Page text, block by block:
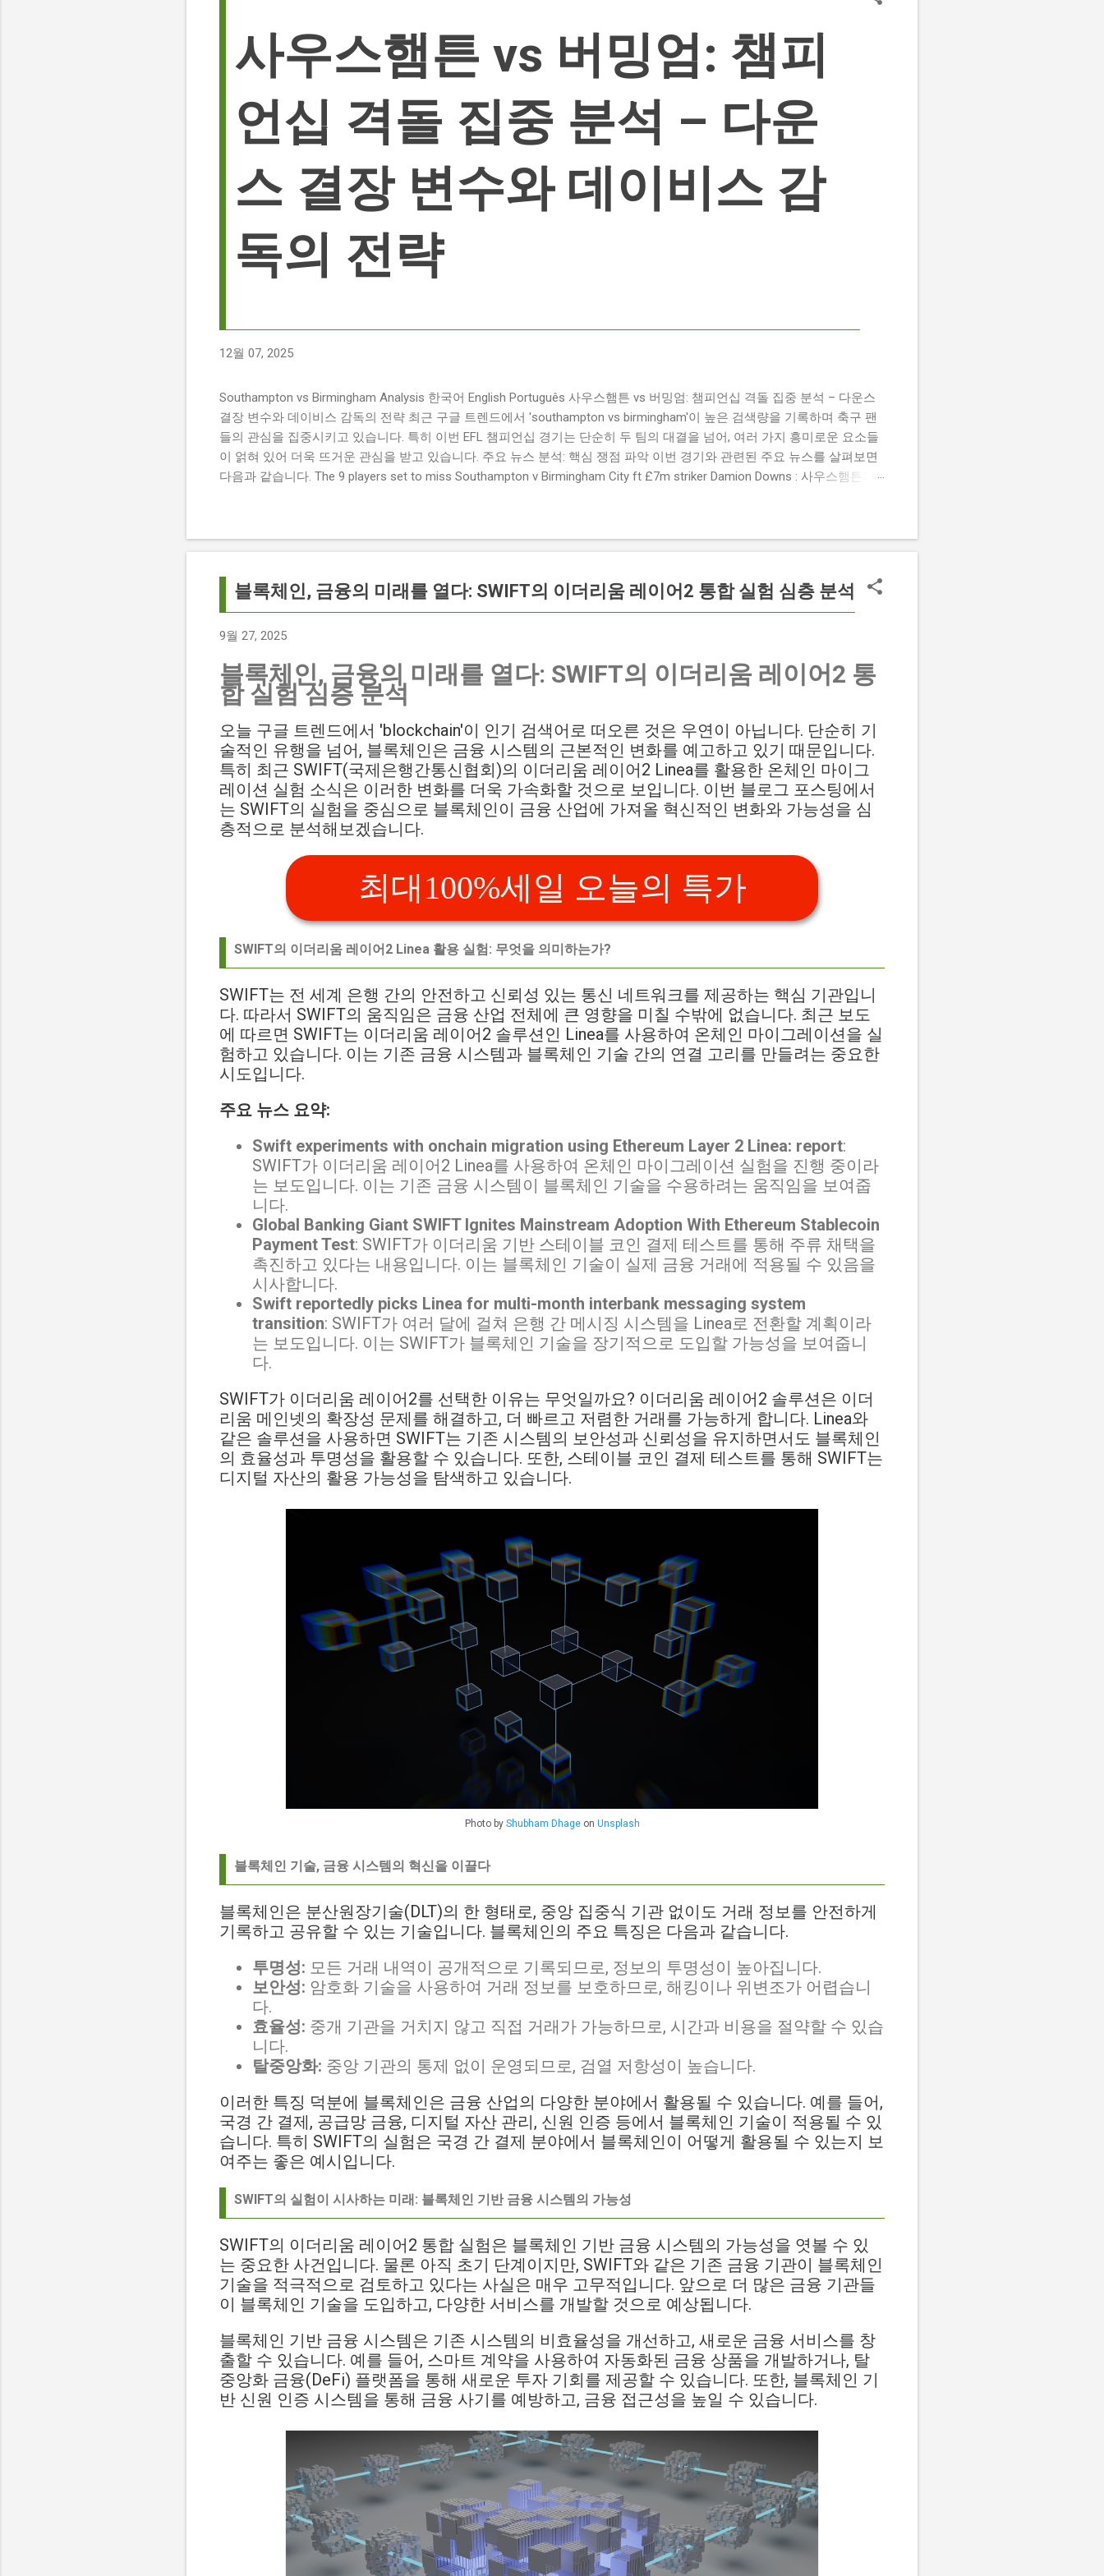
사우스햄튼 vs 버밍엄: 챔피
언십 격돌 집중 분석 – 다운
스 결장 변수와 데이비스 감
독의 전략
12월 07, 2025
Southampton vs Birmingham Analysis 한국어 English Português 사우스햄튼 vs 버밍엄: 챔피언십 격돌 집중 분석 – 다운스
결장 변수와 데이비스 감독의 전략 최근 구글 트렌드에서 'southampton vs birmingham'이 높은 검색량을 기록하며 축구 팬
들의 관심을 집중시키고 있습니다. 특히 이번 EFL 챔피언십 경기는 단순히 두 팀의 대결을 넘어, 여러 가지 흥미로운 요소들
이 얽혀 있어 더욱 뜨거운 관심을 받고 있습니다. 주요 뉴스 분석: 핵심 쟁점 파악 이번 경기와 관련된 주요 뉴스를 살펴보면
다음과 같습니다. The 9 players set to miss Southampton v Birmingham City ft £7m striker Damion Downs : 사우스햄튼과
경기 당일 실시간 스코어 업데이트를 제공하는 뉴스로, 팬들의 높은 관심도를 반영합니다. Chris Davies: Birmingham City
boss says his side have to try to "be themselves" away from home : 버밍엄 시티의 크리스 데이비스 감독은 원정 경기에서
팀 고유의 색깔을 유지하는 것이 중요하다고 강조했습니다. ...
블록체인, 금융의 미래를 열다: SWIFT의 이더리움 레이어2 통합 실험 심층 분석
9월 27, 2025
블록체인, 금융의 미래를 열다: SWIFT의 이더리움 레이어2 통
합 실험 심층 분석
오늘 구글 트렌드에서 'blockchain'이 인기 검색어로 떠오른 것은 우연이 아닙니다. 단순히 기
술적인 유행을 넘어, 블록체인은 금융 시스템의 근본적인 변화를 예고하고 있기 때문입니다.
특히 최근 SWIFT(국제은행간통신협회)의 이더리움 레이어2 Linea를 활용한 온체인 마이그
레이션 실험 소식은 이러한 변화를 더욱 가속화할 것으로 보입니다. 이번 블로그 포스팅에서
는 SWIFT의 실험을 중심으로 블록체인이 금융 산업에 가져올 혁신적인 변화와 가능성을 심
층적으로 분석해보겠습니다.
최대100%세일 오늘의 특가
SWIFT의 이더리움 레이어2 Linea 활용 실험: 무엇을 의미하는가?
SWIFT는 전 세계 은행 간의 안전하고 신뢰성 있는 통신 네트워크를 제공하는 핵심 기관입니
다. 따라서 SWIFT의 움직임은 금융 산업 전체에 큰 영향을 미칠 수밖에 없습니다. 최근 보도
에 따르면 SWIFT는 이더리움 레이어2 솔루션인 Linea를 사용하여 온체인 마이그레이션을 실
험하고 있습니다. 이는 기존 금융 시스템과 블록체인 기술 간의 연결 고리를 만들려는 중요한
시도입니다.
주요 뉴스 요약:
Swift experiments with onchain migration using Ethereum Layer 2 Linea: report:
SWIFT가 이더리움 레이어2 Linea를 사용하여 온체인 마이그레이션 실험을 진행 중이라
는 보도입니다. 이는 기존 금융 시스템이 블록체인 기술을 수용하려는 움직임을 보여줍
니다.
Global Banking Giant SWIFT Ignites Mainstream Adoption With Ethereum Stablecoin
Payment Test: SWIFT가 이더리움 기반 스테이블 코인 결제 테스트를 통해 주류 채택을
촉진하고 있다는 내용입니다. 이는 블록체인 기술이 실제 금융 거래에 적용될 수 있음을
시사합니다.
Swift reportedly picks Linea for multi-month interbank messaging system
transition: SWIFT가 여러 달에 걸쳐 은행 간 메시징 시스템을 Linea로 전환할 계획이라
는 보도입니다. 이는 SWIFT가 블록체인 기술을 장기적으로 도입할 가능성을 보여줍니
다.
SWIFT가 이더리움 레이어2를 선택한 이유는 무엇일까요? 이더리움 레이어2 솔루션은 이더
리움 메인넷의 확장성 문제를 해결하고, 더 빠르고 저렴한 거래를 가능하게 합니다. Linea와
같은 솔루션을 사용하면 SWIFT는 기존 시스템의 보안성과 신뢰성을 유지하면서도 블록체인
의 효율성과 투명성을 활용할 수 있습니다. 또한, 스테이블 코인 결제 테스트를 통해 SWIFT는
디지털 자산의 활용 가능성을 탐색하고 있습니다.
Photo by Shubham Dhageon Unsplash
블록체인 기술, 금융 시스템의 혁신을 이끌다
블록체인은 분산원장기술(DLT)의 한 형태로, 중앙 집중식 기관 없이도 거래 정보를 안전하게
기록하고 공유할 수 있는 기술입니다. 블록체인의 주요 특징은 다음과 같습니다.
투명성: 모든 거래 내역이 공개적으로 기록되므로, 정보의 투명성이 높아집니다.
보안성: 암호화 기술을 사용하여 거래 정보를 보호하므로, 해킹이나 위변조가 어렵습니
다.
효율성: 중개 기관을 거치지 않고 직접 거래가 가능하므로, 시간과 비용을 절약할 수 있습
니다.
탈중앙화: 중앙 기관의 통제 없이 운영되므로, 검열 저항성이 높습니다.
이러한 특징 덕분에 블록체인은 금융 산업의 다양한 분야에서 활용될 수 있습니다. 예를 들어,
국경 간 결제, 공급망 금융, 디지털 자산 관리, 신원 인증 등에서 블록체인 기술이 적용될 수 있
습니다. 특히 SWIFT의 실험은 국경 간 결제 분야에서 블록체인이 어떻게 활용될 수 있는지 보
여주는 좋은 예시입니다.
SWIFT의 실험이 시사하는 미래: 블록체인 기반 금융 시스템의 가능성
SWIFT의 이더리움 레이어2 통합 실험은 블록체인 기반 금융 시스템의 가능성을 엿볼 수 있
는 중요한 사건입니다. 물론 아직 초기 단계이지만, SWIFT와 같은 기존 금융 기관이 블록체인
기술을 적극적으로 검토하고 있다는 사실은 매우 고무적입니다. 앞으로 더 많은 금융 기관들
이 블록체인 기술을 도입하고, 다양한 서비스를 개발할 것으로 예상됩니다.
블록체인 기반 금융 시스템은 기존 시스템의 비효율성을 개선하고, 새로운 금융 서비스를 창
출할 수 있습니다. 예를 들어, 스마트 계약을 사용하여 자동화된 금융 상품을 개발하거나, 탈
중앙화 금융(DeFi) 플랫폼을 통해 새로운 투자 기회를 제공할 수 있습니다. 또한, 블록체인 기
반 신원 인증 시스템을 통해 금융 사기를 예방하고, 금융 접근성을 높일 수 있습니다.